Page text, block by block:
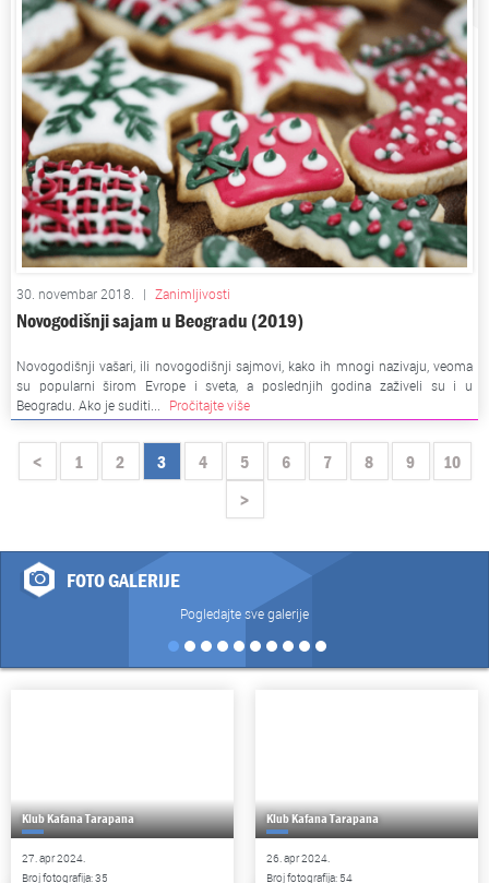
30. novembar 2018. | Zanimljivosti
Novogodišnji sajam u Beogradu (2019)
Novogodišnji vašari, ili novogodišnji sajmovi, kako ih mnogi nazivaju, veoma
su popularni širom Evrope i sveta, a poslednjih godina zaživeli su i u
Beogradu. Ako je suditi...
Pročitajte više
< 1 2 3 4 5 6 7 8 9
10
>
FOTO GALERIJE
Pogledajte sve galerije
Klub Kafana Tarapana
27. apr 2024.
Broj fotografija: 35
Klub Kafana Tarapana
26. apr 2024.
Broj fotografija: 54